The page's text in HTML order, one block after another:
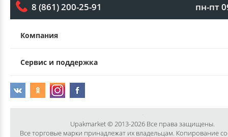
8 (861) 200-25-91 пн-пт
Компания
Сервис и поддержка
Upakmarket © 2013-2026 Все права защищены.
Все торговые марки принадлежат их владельцам. Копирование